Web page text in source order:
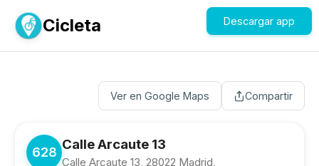
Cicleta Descargar app
Ver en Google Maps Compartir
628 Calle Arcaute 13
Calle Arcaute 13, 28022 Madrid,